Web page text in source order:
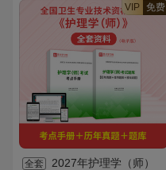
VIP 免费
全套
2027年护理学（师）